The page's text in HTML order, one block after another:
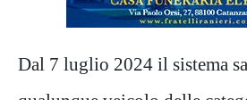
Dal 7 luglio 2024 il sistema